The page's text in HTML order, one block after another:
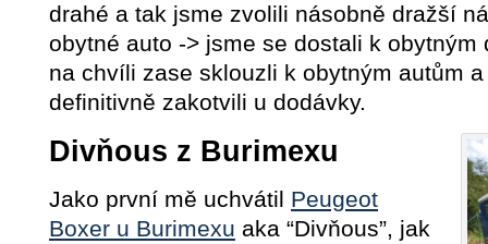
drahé a tak jsme zvolili násobně dražší
obytné auto -> jsme se dostali k obytným
na chvíli zase sklouzli k obytným autům
definitivně zakotvili u dodávky.
Divňous z Burimexu
Jako první mě uchvátil Peugeot
Boxer u Burimexu aka “Divňous”, jak